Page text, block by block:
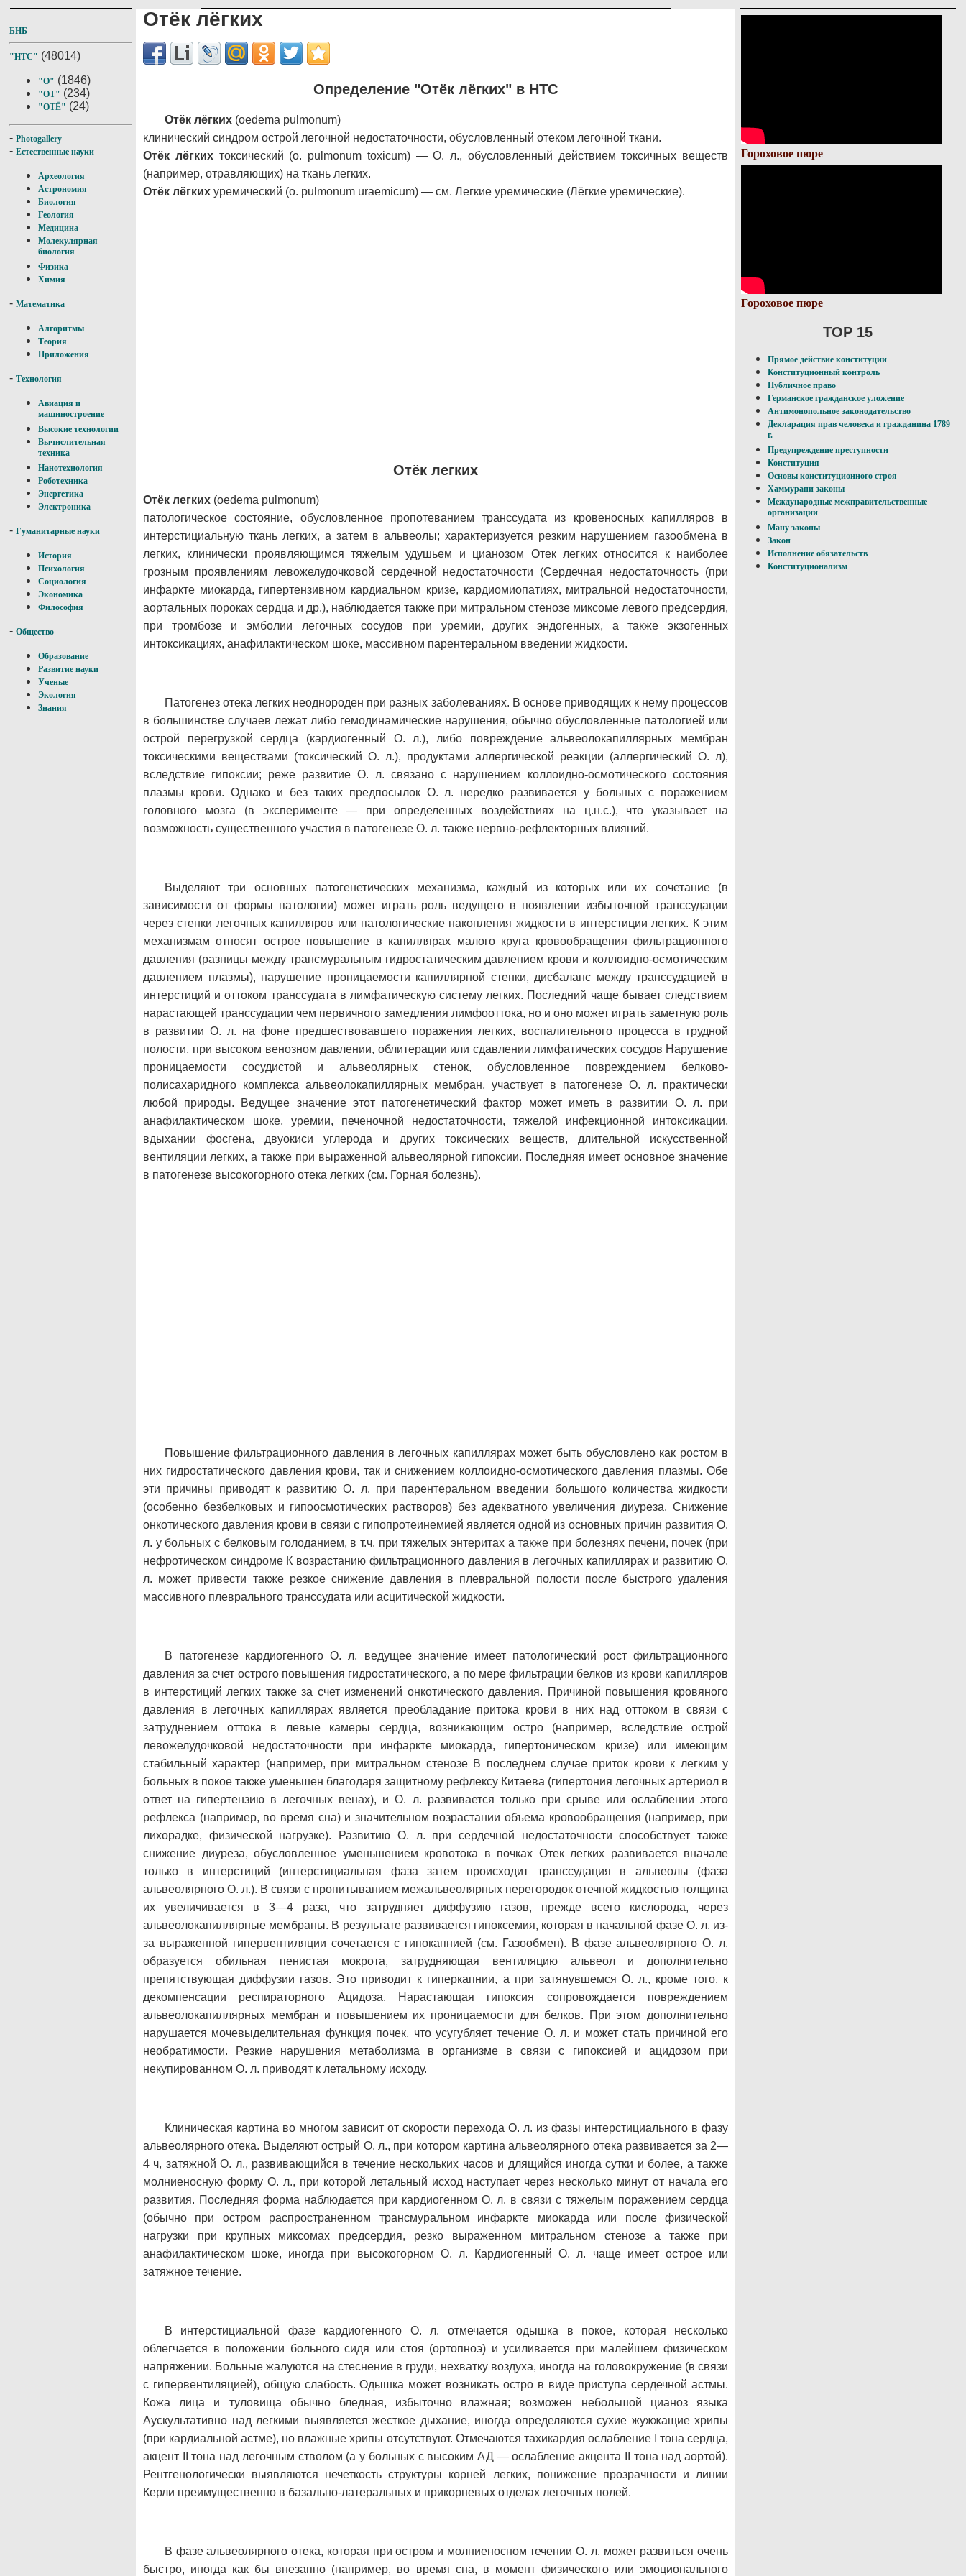
БНБ
"НТС" (48014)
"О" (1846)
"ОТ" (234)
"ОТЁ" (24)
- Photogallery
- Естественные науки
Археология
Астрономия
Биология
Геология
Медицина
Молекулярная
биология
Физика
Химия
- Математика
Алгоритмы
Теория
Приложения
- Технология
Авиация и
машиностроение
Высокие технологии
Вычислительная
техника
Нанотехнология
Роботехника
Энергетика
Электроника
- Гуманитарные науки
История
Психология
Социология
Экономика
Философия
- Общество
Образование
Развитие науки
Ученые
Экология
Знания
Отёк лёгких
Определение "Отёк лёгких" в НТС
Отёк лёгких (oedema pulmonum)
клинический синдром острой легочной недостаточности, обусловленный отеком легочной ткани.
Отёк лёгкихтоксический (о. pulmonum toxicum) — О. л., обусловленный действием токсичных веществ
(например, отравляющих) на ткань легких.
Отёк лёгких уремический (о. pulmonum uraemicum) — см. Легкие уремические (Лёгкие уремические).
Отёк легких
Отёк легких (oedema pulmonum)
патологическое состояние, обусловленное пропотеванием транссудата из кровеносных капилляров в
интерстициальную ткань легких, а затем в альвеолы; характеризуется резким нарушением газообмена в
легких, клинически проявляющимся тяжелым удушьем и цианозом Отек легких относится к наиболее
грозным проявлениям левожелудочковой сердечной недостаточности (Сердечная недостаточность (при
инфаркте миокарда, гипертензивном кардиальном кризе, кардиомиопатиях, митральной недостаточности,
аортальных пороках сердца и др.), наблюдается также при митральном стенозе миксоме левого предсердия,
при тромбозе и эмболии легочных сосудов при уремии, других эндогенных, а также экзогенных
интоксикациях, анафилактическом шоке, массивном парентеральном введении жидкости.
Патогенез отека легких неоднороден при разных заболеваниях. В основе приводящих к нему процессов
в большинстве случаев лежат либо гемодинамические нарушения, обычно обусловленные патологией или
острой перегрузкой сердца (кардиогенный О. л.), либо повреждение альвеолокапиллярных мембран
токсическими веществами (токсический О. л.), продуктами аллергической реакции (аллергический О. л),
вследствие гипоксии; реже развитие О. л. связано с нарушением коллоидно-осмотического состояния
плазмы крови. Однако и без таких предпосылок О. л. нередко развивается у больных с поражением
головного мозга (в эксперименте — при определенных воздействиях на ц.н.с.), что указывает на
возможность существенного участия в патогенезе О. л. также нервно-рефлекторных влияний.
Выделяют три основных патогенетических механизма, каждый из которых или их сочетание (в
зависимости от формы патологии) может играть роль ведущего в появлении избыточной транссудации
через стенки легочных капилляров или патологические накопления жидкости в интерстиции легких. К этим
механизмам относят острое повышение в капиллярах малого круга кровообращения фильтрационного
давления (разницы между трансмуральным гидростатическим давлением крови и коллоидно-осмотическим
давлением плазмы), нарушение проницаемости капиллярной стенки, дисбаланс между транссудацией в
интерстиций и оттоком транссудата в лимфатическую систему легких. Последний чаще бывает следствием
нарастающей транссудации чем первичного замедления лимфооттока, но и оно может играть заметную роль
в развитии О. л. на фоне предшествовавшего поражения легких, воспалительного процесса в грудной
полости, при высоком венозном давлении, облитерации или сдавлении лимфатических сосудов Нарушение
проницаемости сосудистой и альвеолярных стенок, обусловленное повреждением белково-
полисахаридного комплекса альвеолокапиллярных мембран, участвует в патогенезе О. л. практически
любой природы. Ведущее значение этот патогенетический фактор может иметь в развитии О. л. при
анафилактическом шоке, уремии, печеночной недостаточности, тяжелой инфекционной интоксикации,
вдыхании фосгена, двуокиси углерода и других токсических веществ, длительной искусственной
вентиляции легких, а также при выраженной альвеолярной гипоксии. Последняя имеет основное значение
в патогенезе высокогорного отека легких (см. Горная болезнь).
Повышение фильтрационного давления в легочных капиллярах может быть обусловлено как ростом в
них гидростатического давления крови, так и снижением коллоидно-осмотического давления плазмы. Обе
эти причины приводят к развитию О. л. при парентеральном введении большого количества жидкости
(особенно безбелковых и гипоосмотических растворов) без адекватного увеличения диуреза. Снижение
онкотического давления крови в связи с гипопротеинемией является одной из основных причин развития О.
л. у больных с белковым голоданием, в т.ч. при тяжелых энтеритах а также при болезнях печени, почек (при
нефротическом синдроме К возрастанию фильтрационного давления в легочных капиллярах и развитию О.
л. может привести также резкое снижение давления в плевральной полости после быстрого удаления
массивного плеврального транссудата или асцитической жидкости.
В патогенезе кардиогенного О. л. ведущее значение имеет патологический рост фильтрационного
давления за счет острого повышения гидростатического, а по мере фильтрации белков из крови капилляров
в интерстиций легких также за счет изменений онкотического давления. Причиной повышения кровяного
давления в легочных капиллярах является преобладание притока крови в них над оттоком в связи с
затруднением оттока в левые камеры сердца, возникающим остро (например, вследствие острой
левожелудочковой недостаточности при инфаркте миокарда, гипертоническом кризе) или имеющим
стабильный характер (например, при митральном стенозе В последнем случае приток крови к легким у
больных в покое также уменьшен благодаря защитному рефлексу Китаева (гипертония легочных артериол в
ответ на гипертензию в легочных венах), и О. л. развивается только при срыве или ослаблении этого
рефлекса (например, во время сна) и значительном возрастании объема кровообращения (например, при
лихорадке, физической нагрузке). Развитию О. л. при сердечной недостаточности способствует также
снижение диуреза, обусловленное уменьшением кровотока в почках Отек легких развивается вначале
только в интерстиций (интерстициальная фаза затем происходит транссудация в альвеолы (фаза
альвеолярного О. л.). В связи с пропитыванием межальвеолярных перегородок отечной жидкостью толщина
их увеличивается в 3—4 раза, что затрудняет диффузию газов, прежде всего кислорода, через
альвеолокапиллярные мембраны. В результате развивается гипоксемия, которая в начальной фазе О. л. из-
за выраженной гипервентиляции сочетается с гипокапнией (см. Газообмен). В фазе альвеолярного О. л.
образуется обильная пенистая мокрота, затрудняющая вентиляцию альвеол и дополнительно
препятствующая диффузии газов. Это приводит к гиперкапнии, а при затянувшемся О. л., кроме того, к
декомпенсации респираторного Ацидоза. Нарастающая гипоксия сопровождается повреждением
альвеолокапиллярных мембран и повышением их проницаемости для белков. При этом дополнительно
нарушается мочевыделительная функция почек, что усугубляет течение О. л. и может стать причиной его
необратимости. Резкие нарушения метаболизма в организме в связи с гипоксией и ацидозом при
некупированном О. л. приводят к летальному исходу.
Клиническая картина во многом зависит от скорости перехода О. л. из фазы интерстициального в фазу
альвеолярного отека. Выделяют острый О. л., при котором картина альвеолярного отека развивается за 2—
4 ч, затяжной О. л., развивающийся в течение нескольких часов и длящийся иногда сутки и более, а также
молниеносную форму О. л., при которой летальный исход наступает через несколько минут от начала его
развития. Последняя форма наблюдается при кардиогенном О. л. в связи с тяжелым поражением сердца
(обычно при остром распространенном трансмуральном инфаркте миокарда или после физической
нагрузки при крупных миксомах предсердия, резко выраженном митральном стенозе а также при
анафилактическом шоке, иногда при высокогорном О. л. Кардиогенный О. л. чаще имеет острое или
затяжное течение.
В интерстициальной фазе кардиогенного О. л. отмечается одышка в покое, которая несколько
облегчается в положении больного сидя или стоя (ортопноэ) и усиливается при малейшем физическом
напряжении. Больные жалуются на стеснение в груди, нехватку воздуха, иногда на головокружение (в связи
с гипервентиляцией), общую слабость. Одышка может возникать остро в виде приступа сердечной астмы.
Кожа лица и туловища обычно бледная, избыточно влажная; возможен небольшой цианоз языка
Аускультативно над легкими выявляется жесткое дыхание, иногда определяются сухие жужжащие хрипы
(при кардиальной астме), но влажные хрипы отсутствуют. Отмечаются тахикардия ослабление I тона сердца,
акцент II тона над легочным стволом (а у больных с высоким АД — ослабление акцента II тона над аортой).
Рентгенологически выявляются нечеткость структуры корней легких, понижение прозрачности и линии
Керли преимущественно в базально-латеральных и прикорневых отделах легочных полей.
В фазе альвеолярного отека, которая при остром и молниеносном течении О. л. может развиться очень
быстро, иногда как бы внезапно (например, во время сна, в момент физического или эмоционального
Гороховое пюре
Гороховое пюре
TOP 15
Прямое действие конституции
Конституционный контроль
Публичное право
Германское гражданское уложение
Антимонопольное законодательство
Декларация прав человека и гражданина 1789
г.
Предупреждение преступности
Конституция
Основы конституционного строя
Хаммурапи законы
Международные межправительственные
организации
Ману законы
Закон
Исполнение обязательств
Конституционализм